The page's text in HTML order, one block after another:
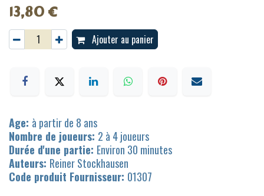
13,80€
Ajouter au panier
Age: à partir de 8 ans
Nombre de joueurs: 2 à 4 joueurs
Durée d'une partie: Environ 30 minutes
Auteurs: Reiner Stockhausen
Code produit Fournisseur: 01307